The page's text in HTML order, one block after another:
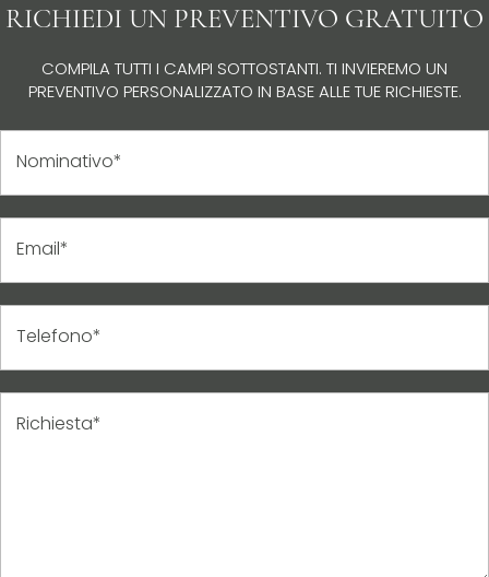
RICHIEDI UN PREVENTIVO GRATUITO
COMPILA TUTTI I CAMPI SOTTOSTANTI. TI INVIEREMO UN
PREVENTIVO PERSONALIZZATO IN BASE ALLE TUE RICHIESTE.
Nominativo*
Email*
Telefono*
Richiesta*